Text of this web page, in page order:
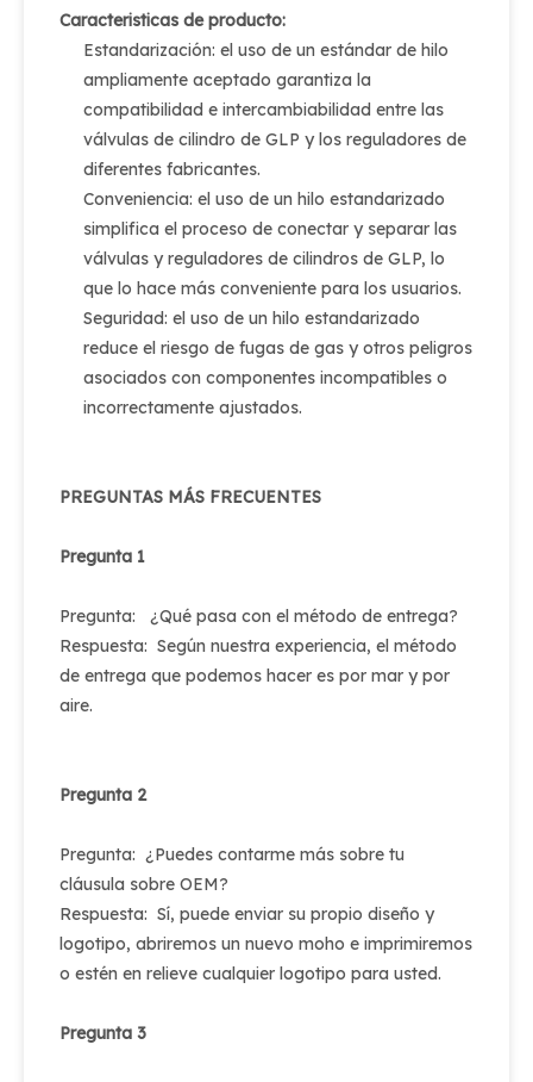
Caracteristicas de producto:
Estandarización: el uso de un estándar de hilo
ampliamente aceptado garantiza la
compatibilidad e intercambiabilidad entre las
válvulas de cilindro de GLP y los reguladores de
diferentes fabricantes.
Conveniencia: el uso de un hilo estandarizado
simplifica el proceso de conectar y separar las
válvulas y reguladores de cilindros de GLP, lo
que lo hace más conveniente para los usuarios.
Seguridad: el uso de un hilo estandarizado
reduce el riesgo de fugas de gas y otros peligros
asociados con componentes incompatibles o
incorrectamente ajustados.
PREGUNTAS MÁS FRECUENTES
Pregunta 1
Pregunta: ¿Qué pasa con el método de entrega?
Respuesta: Según nuestra experiencia, el método
de entrega que podemos hacer es por mar y por
aire.
Pregunta 2
Pregunta: ¿Puedes contarme más sobre tu
cláusula sobre OEM?
Respuesta: Sí, puede enviar su propio diseño y
logotipo, abriremos un nuevo moho e imprimiremos
o estén en relieve cualquier logotipo para usted.
Pregunta 3